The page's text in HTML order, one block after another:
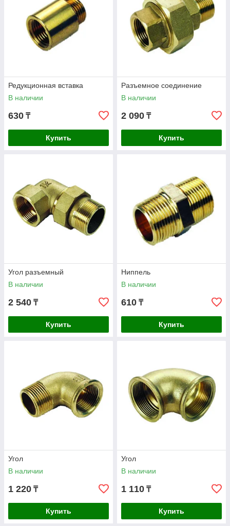
Редукционная вставка
В наличии
630 ₸
Купить
Разъемное соединение
В наличии
2 090 ₸
Купить
Угол разъемный
В наличии
2 540 ₸
Купить
Ниппель
В наличии
610 ₸
Купить
Угол
В наличии
1 220 ₸
Купить
Угол
В наличии
1 110 ₸
Купить